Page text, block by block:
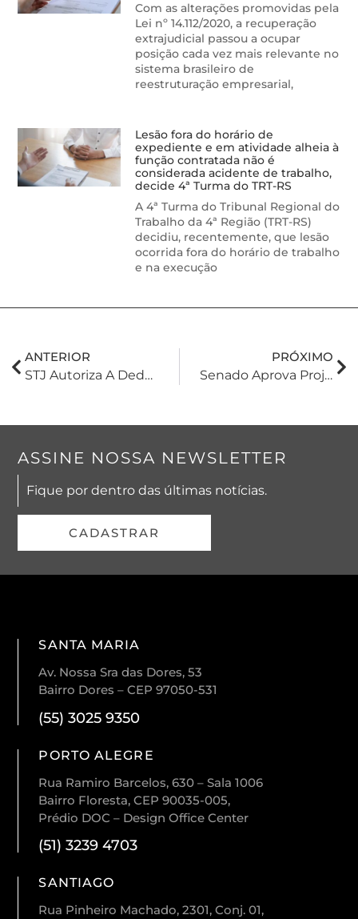
Com as alterações promovidas pela
Lei nº 14.112/2020, a recuperação
extrajudicial passou a ocupar
posição cada vez mais relevante no
sistema brasileiro de
reestruturação empresarial,
Lesão fora do horário de
expediente e em atividade alheia à
função contratada não é
considerada acidente de trabalho,
decide 4ª Turma do TRT-RS
A 4ª Turma do Tribunal Regional do
Trabalho da 4ª Região (TRT-RS)
decidiu, recentemente, que lesão
ocorrida fora do horário de trabalho
e na execução
ANTERIOR
STJ Autoriza A Dedução De Incentivos Fiscais Do Lucro Real Desde Que Preenchidos Os Requisitos Legais
PRÓXIMO
Senado Aprova Projeto De Lei Sobre Aposentadoria Especial Por Periculosidade
ASSINE NOSSA NEWSLETTER
Fique por dentro das últimas notícias.
CADASTRAR
SANTA MARIA
Av. Nossa Sra das Dores, 53
Bairro Dores – CEP 97050-531
(55) 3025 9350
PORTO ALEGRE
Rua Ramiro Barcelos, 630 – Sala 1006
Bairro Floresta, CEP 90035-005,
Prédio DOC – Design Office Center
(51) 3239 4703
SANTIAGO
Rua Pinheiro Machado, 2301, Conj. 01,